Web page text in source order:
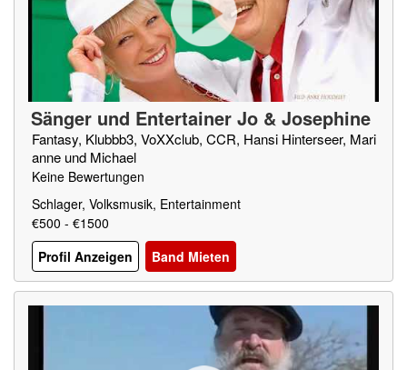
Sänger und Entertainer Jo & Josephine
Fantasy, Klubbb3, VoXXclub, CCR, Hansi Hinterseer, Mari
anne und Michael
Keine Bewertungen
Schlager, Volksmusik, Entertainment
€500 - €1500
Profil Anzeigen
Band Mieten